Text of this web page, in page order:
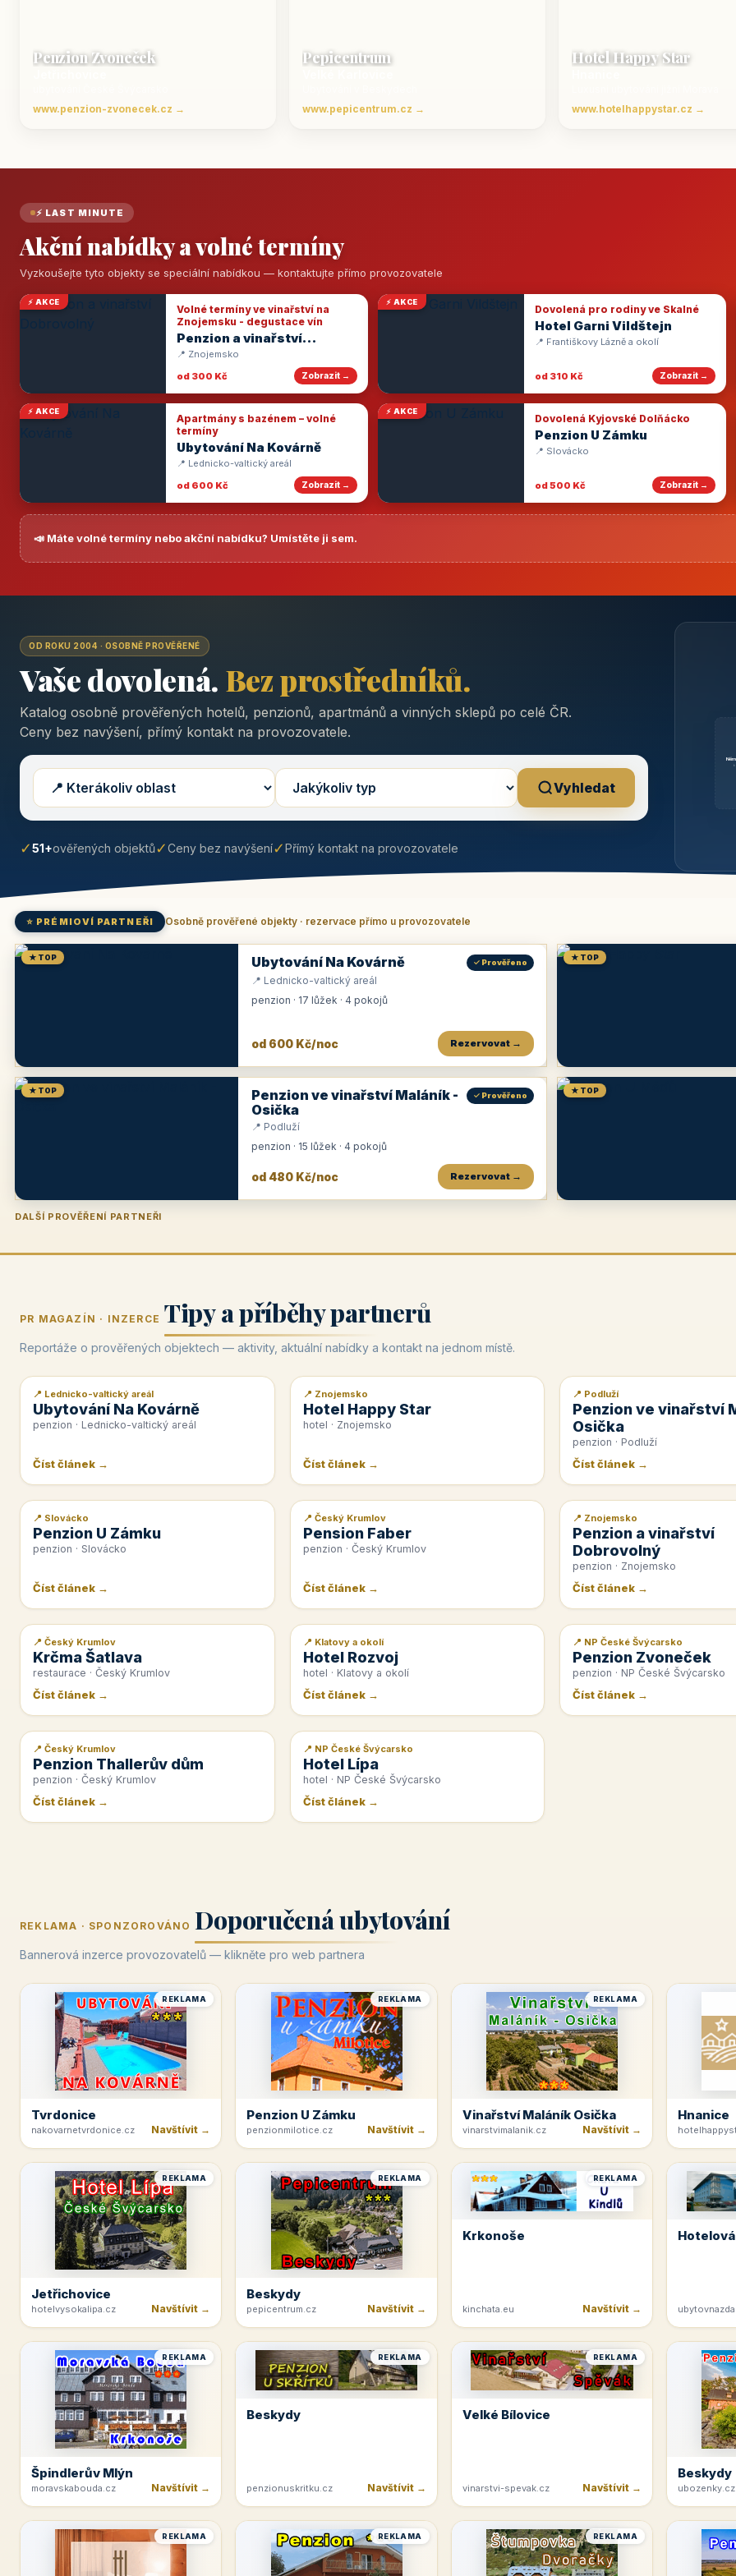
Penzion Zvoneček
www.penzion-zvonecek.cz →
Pepicentrum
www.pepicentrum.cz →
Hotel Happy Star
www.hotelhappystar.cz →
⚡ LAST MINUTE
Akční nabídky a volné termíny
Vyzkoušejte tyto objekty se speciální nabídkou — kontaktujte přímo provozovatele
⚡ AKCE
Volné termíny ve vinařství na
Znojemsku - degustace vín
Penzion a vinařství
Dobrovolný
📍 Znojemsko
od 300 Kč
Zobrazit →
⚡ AKCE
Dovolená pro rodiny ve Skalné
Hotel Garni Vildštejn
📍 Františkovy Lázně a okolí
od 310 Kč Zobrazit →
⚡ AKCE
Apartmány s bazénem – volné
termíny
Ubytování Na Kovárně
📍 Lednicko-valtický areál
od 600 Kč
Zobrazit →
⚡ AKCE
Dovolená Kyjovské Dolňácko
Penzion U Zámku
📍 Slovácko
od 500 Kč Zobrazit →
📣 Máte volné termíny nebo akční nabídku? Umístěte ji sem.
OD ROKU 2004 · OSOBNĚ PROVĚŘENÉ
Vaše dovolená. Bez prostředníků.
Katalog osobně prověřených hotelů, penzionů, apartmánů a vinných sklepů po celé ČR.
Ceny bez navýšení, přímý kontakt na provozovatele.
Vyhledat
✓51+ověřených objektů✓Ceny bez navýšení✓Přímý kontakt na provozovatele
⭐ PRÉMIOVÍ PARTNEŘI Osobně prověřené objekty · rezervace přímo u provozovatele
★ TOP Ubytování Na Kovárně ✓ Prověřeno
📍 Lednicko-valtický areál
penzion · 17 lůžek · 4 pokojů
od 600 Kč/noc Rezervovat →
★ TOP
★ TOP
Penzion ve vinařství Maláník -
Osička
✓ Prověřeno
📍 Podluží
penzion · 15 lůžek · 4 pokojů
od 480 Kč/noc Rezervovat →
★ TOP
DALŠÍ PROVĚŘENÍ PARTNEŘI
Penzion U Zámku Pension Faber
PR MAGAZÍN · INZERCE Tipy a příběhy partnerů
Reportáže o prověřených objektech — aktivity, aktuální nabídky a kontakt na jednom místě.
📰 PR článek
📍 Lednicko-valtický areál
Ubytování Na Kovárně
penzion · Lednicko-valtický areál
Číst článek →
📰 PR článek
📍 Znojemsko
Hotel Happy Star
hotel · Znojemsko
Číst článek →
📰 PR článek
📍 Podluží
Penzion ve vinařství
Osička
penzion · Podluží
Číst článek →
📰 PR článek
📍 Slovácko
Penzion U Zámku
penzion · Slovácko
Číst článek →
📰 PR článek
📍 Český Krumlov
Pension Faber
penzion · Český Krumlov
Číst článek →
📰 PR článek
📍 Znojemsko
Penzion a vinařství
Dobrovolný
penzion · Znojemsko
Číst článek →
📰 PR článek
📍 Český Krumlov
Krčma Šatlava
restaurace · Český Krumlov
Číst článek →
📰 PR článek
📍 Klatovy a okolí
Hotel Rozvoj
hotel · Klatovy a okolí
Číst článek →
📰 PR článek
📍 NP České Švýcarsko
Penzion Zvoneček
penzion · NP České Švýcarsko
Číst článek →
📰 PR článek
📍 Český Krumlov
Penzion Thallerův dům
penzion · Český Krumlov
Číst článek →
📰 PR článek
📍 NP České Švýcarsko
Hotel Lípa
hotel · NP České Švýcarsko
Číst článek →
REKLAMA · SPONZOROVÁNO Doporučená ubytování
Bannerová inzerce provozovatelů — klikněte pro web partnera
REKLAMA
Tvrdonice
nakovarnetvrdonice.cz Navštívit →
REKLAMA
Penzion U Zámku
penzionmilotice.cz Navštívit →
REKLAMA
Vinařství Maláník Osička
vinarstvimalanik.cz Navštívit →
Hnanice
REKLAMA
Jetřichovice
hotelvysokalipa.cz Navštívit →
REKLAMA
Beskydy
pepicentrum.cz Navštívit →
REKLAMA
Krkonoše
kinchata.eu Navštívit →
REKLAMA
Špindlerův Mlýn
moravskabouda.cz Navštívit →
REKLAMA
Beskydy
penzionuskritku.cz Navštívit →
REKLAMA
Velké Bílovice
vinarstvi-spevak.cz Navštívit →
Beskydy
ubozenky.cz
REKLAMA REKLAMA REKLAMA